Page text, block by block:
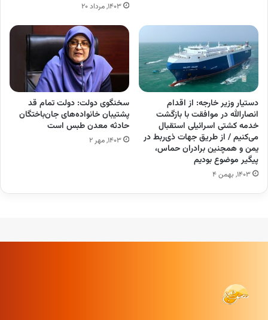
۱۴۰۳, مرداد ۲۰
دستیار وزیر خارجه: از اقدام
انصارالله در موافقت با بازگشت
خدمه کشتی اسرائیلی استقبال
می‌کنیم / از طریق جهات ذی‌ربط در
یمن و همچنین برادران حماس،
پیگیر موضوع بودیم
۱۴۰۳, بهمن ۴
سخنگوی دولت: دولت تمام قد
پشتیبان خانواده‌های جان‌باختگان
حادثه معدن طبس است
۱۴۰۳, مهر ۲